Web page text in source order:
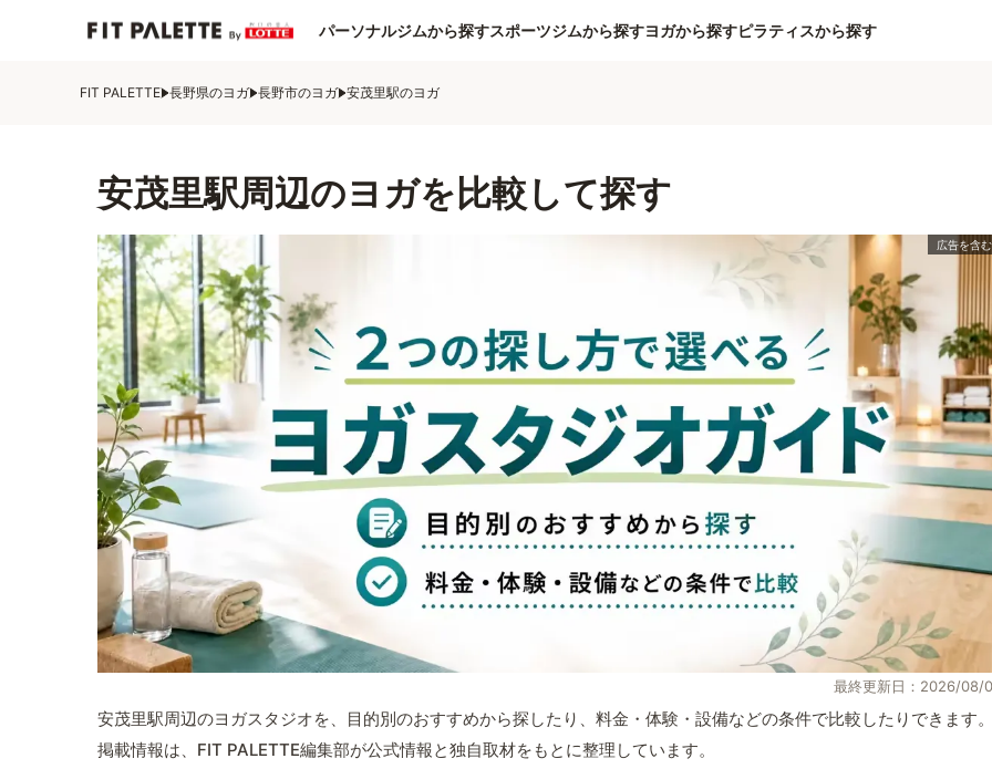
パーソナルジムから探すスポーツジムから探すヨガから探すピラティスから探す
FIT PALETTE 長野県のヨガ 長野市のヨガ 安茂里駅のヨガ
安茂里駅周辺のヨガを比較して探す
最終更新日：2026/08/
安茂里駅周辺のヨガスタジオを、目的別のおすすめから探したり、料金・体験・設備などの条件で比較したりできます
掲載情報は、FIT PALETTE編集部が公式情報と独自取材をもとに整理しています。